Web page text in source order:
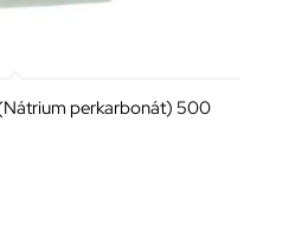
perkarbonát) 500